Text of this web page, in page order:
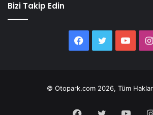
Bizi Takip Edin
Facebook
Twitter
© Otopark.com 2026, Tüm Hakları